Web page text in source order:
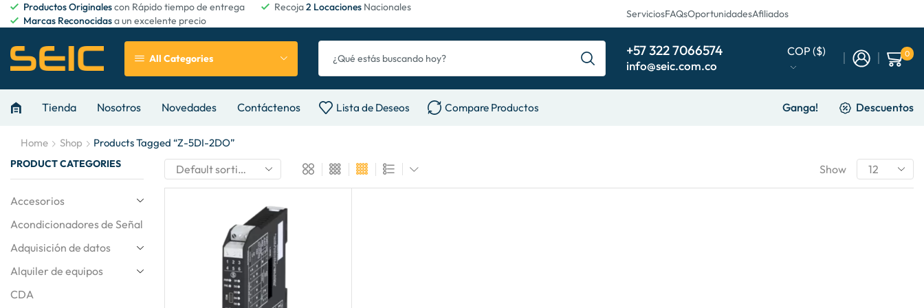
Productos Originalescon Rápido tiempo de entrega Recoja2 Locaciones Nacionales
Marcas Reconocidasa un excelente precio
ServiciosFAQsOportunidadesAfiliados
All Categories +57 322 7066574
info@seic.com.co
COP ($) 0
Tienda Nosotros Novedades Contáctenos Lista de Deseos Compare Productos Ganga! Descuentos
Home Shop Products Tagged “Z-5DI-2DO”
Show
PRODUCT CATEGORIES
Accesorios
Acondicionadores de Señal
Adquisición de datos
Alquiler de equipos
CDA